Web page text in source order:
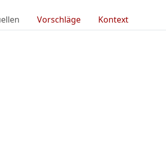
Vorschläge Kontext